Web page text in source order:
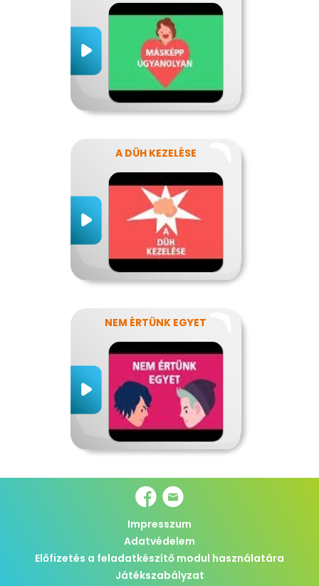
A DÜH KEZELÉSE
NEM ÉRTÜNK EGYET
Impresszum
Adatvédelem
Előfizetés a feladatkészítő modul használatára
Játékszabályzat